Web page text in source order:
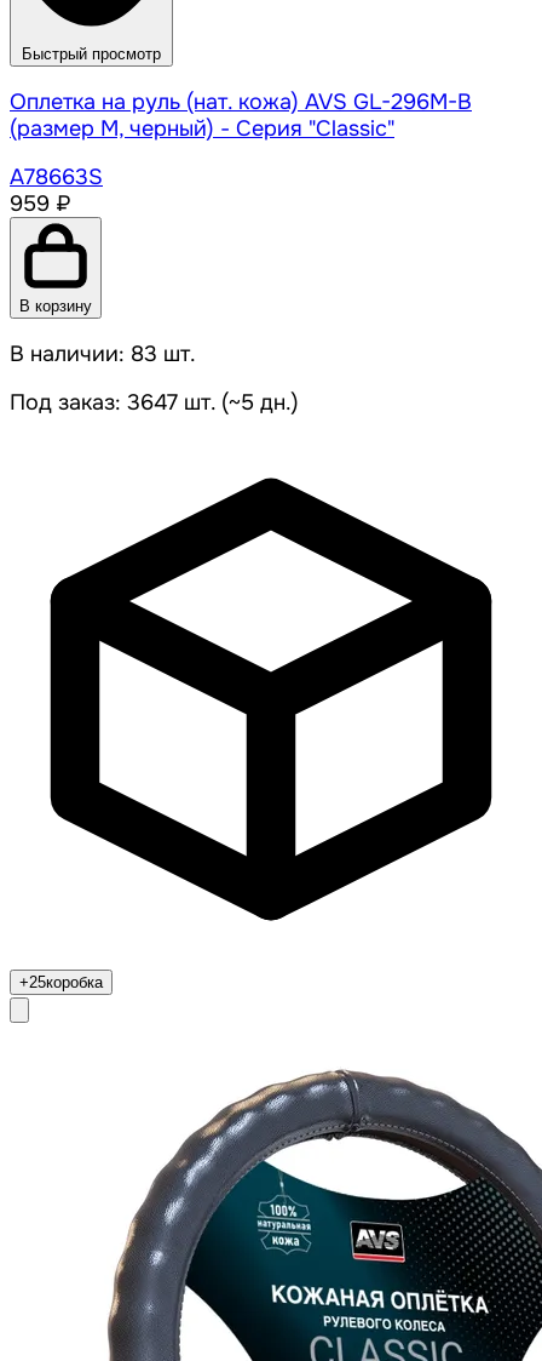
Быстрый просмотр
Оплетка на руль (нат. кожа) AVS GL-296M-B
(размер M, черный) - Серия "Classic"
A78663S
959 ₽
В корзину
В наличии: 83 шт.
Под заказ: 3647 шт. (~5 дн.)
+25коробка